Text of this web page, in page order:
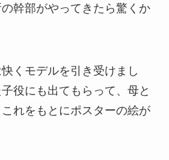
幹部がやってきたら驚くか
くモデルを引き受けまし
役にも出てもらって、母と
れをもとにポスターの絵が